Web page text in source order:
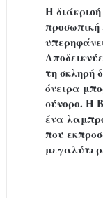
Η
τη σκληρή
όνειρα
σύνορο. Η
ένα
που